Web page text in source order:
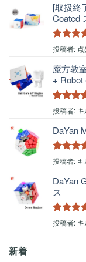
[取扱終
Coated
5段階中
投稿者:
魔方教
+ Robot
5段階中
投稿者:
DaYan
5段階中
投稿者:
DaYan
ス
5段階中
投稿者:
新着